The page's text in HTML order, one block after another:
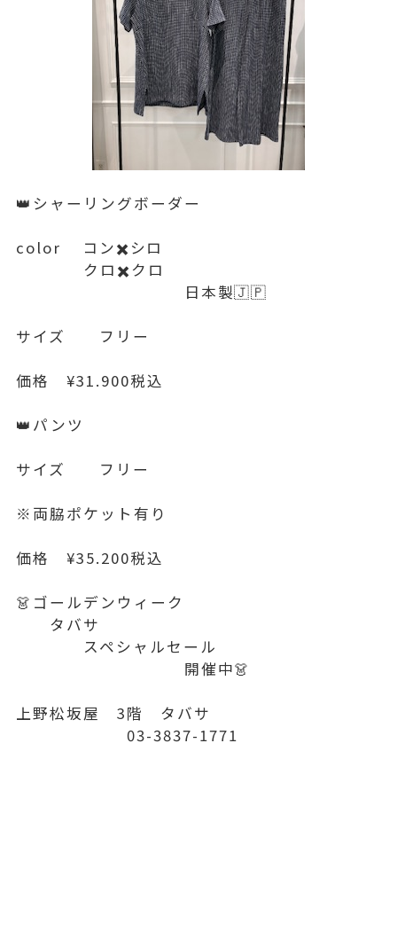
👑シャーリングボーダー
color コン✖️シロ
クロ✖️クロ
日本製🇯🇵
サイズ フリー
価格 ¥31.900税込
👑パンツ
サイズ フリー
※両脇ポケット有り
価格 ¥35.200税込
👗ゴールデンウィーク
タバサ
スペシャルセール
開催中👗
上野松坂屋 3階 タバサ
03-3837-1771